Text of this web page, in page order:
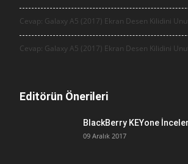
Cevap: Galaxy A5 (2017) Ekran Desen Kilidini
Cevap: Galaxy A5 (2017) Ekran Desen Kilidini
Editörün Önerileri
BlackBerry KEYone
09 Aralık 2017